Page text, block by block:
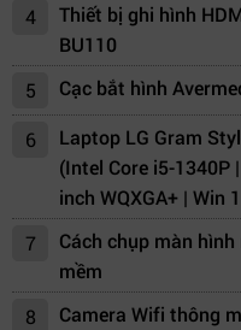
4
Thiết bị ghi hình
BU110
5
Cạc bắt hình
6
Laptop LG Gram
(Intel Core i5-1340P
inch WQXGA+ | Win
7
Cách chụp màn
mềm
8
Camera Wifi thông